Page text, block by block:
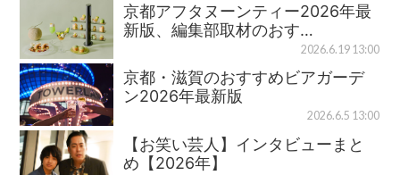
京都アフタヌーンティー2026年最
新版、編集部取材のおす…
2026.6.19 13:00
京都・滋賀のおすすめビアガーデ
ン2026年最新版
2026.6.5 13:00
【お笑い芸人】インタビューまと
め【2026年】